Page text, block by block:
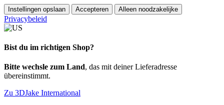
Instellingen opslaan Accepteren Alleen noodzakelijke
Privacybeleid
Bist du im richtigen Shop?
Bitte wechsle zum Land, das mit deiner Lieferadresse
übereinstimmt.
Zu 3DJake International